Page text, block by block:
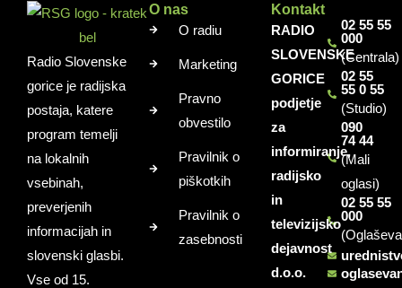
Radio Slovenske
gorice je radijska
postaja, katere
program temelji
na lokalnih
vsebinah,
preverjenih
informacijah in
slovenski glasbi.
Vse od 15.
O nas
O radiu
Marketing
Pravno
obvestilo
Pravilnik o
piškotkih
Pravilnik o
zasebnosti
Kontakt
RADIO
SLOVENSKE
GORICE
podjetje
za
informiranje,
radijsko
in
televizijsko
dejavnost
d.o.o.
02 55 55
000
(Centrala)
02 55
55 0 55
(Studio)
090
74 44
(Mali
oglasi)
02 55 55
000